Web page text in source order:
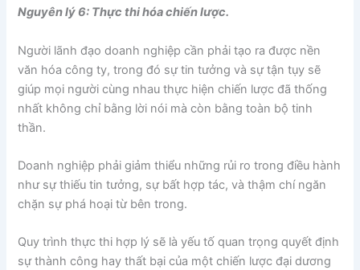
Nguyên lý 6: Thực thi hóa chiến lược.
Người lãnh đạo doanh nghiệp cần phải tạo ra được nền
văn hóa công ty, trong đó sự tin tưởng và sự tận tụy sẽ
giúp mọi người cùng nhau thực hiện chiến lược đã thống
nhất không chỉ bằng lời nói mà còn bằng toàn bộ tinh
thần.
Doanh nghiệp phải giảm thiểu những rủi ro trong điều hành
như sự thiếu tin tưởng, sự bất hợp tác, và thậm chí ngăn
chặn sự phá hoại từ bên trong.
Quy trình thực thi hợp lý sẽ là yếu tố quan trọng quyết định
sự thành công hay thất bại của một chiến lược đại dương